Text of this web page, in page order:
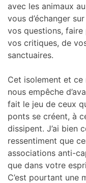
avec les animaux
vous d’échanger
vos questions,
vos critiques, de
sanctuaires.
Cet isolement et
nous empêche
fait le jeu de ceux
ponts se créent, à
dissipent. J’ai bien
ressentiment que
associations anti-
que dans votre
C’est pourtant une